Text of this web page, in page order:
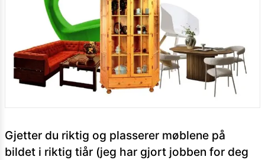
Gjetter du riktig og plasserer møblene på
bildet i riktig tiår (jeg har gjort jobben for deg